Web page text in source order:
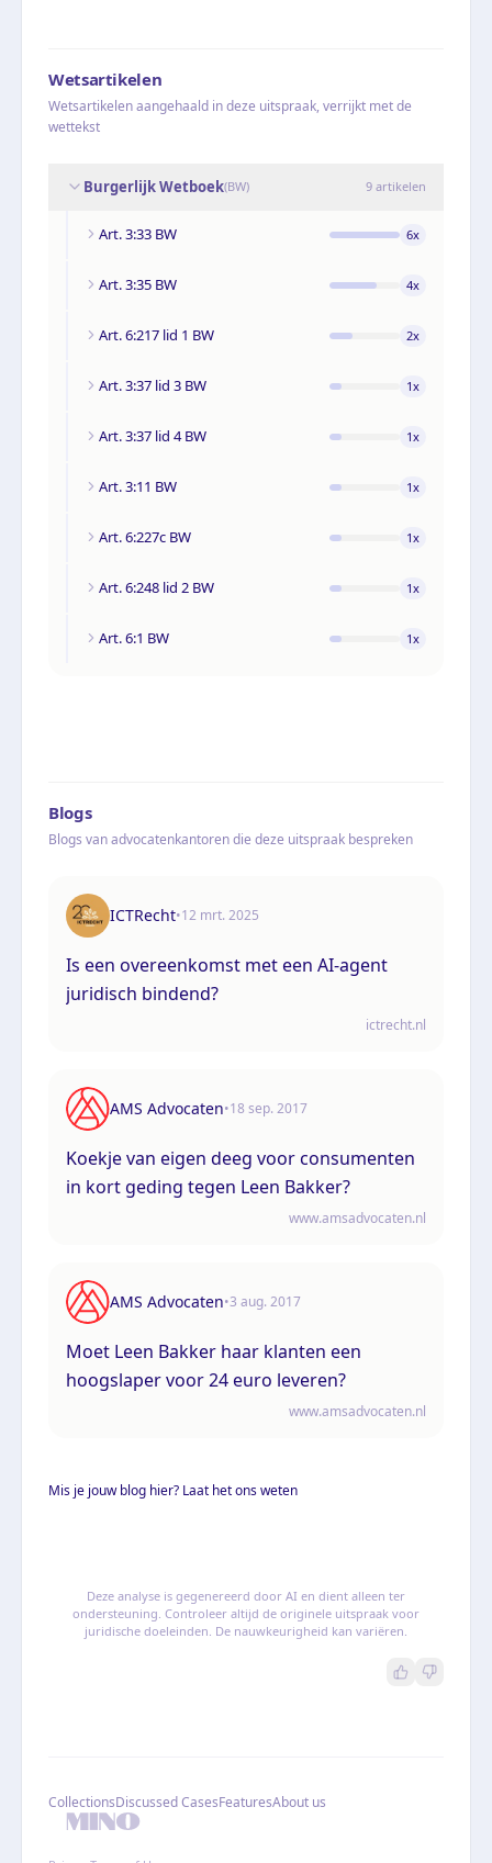
Wetsartikelen
Wetsartikelen aangehaald in deze uitspraak, verrijkt met de
wettekst
Burgerlijk Wetboek(BW) 9 artikelen
Art. 3:33 BW 6x
Art. 3:35 BW 4x
Art. 6:217 lid 1 BW 2x
Art. 3:37 lid 3 BW 1x
Art. 3:37 lid 4 BW 1x
Art. 3:11 BW 1x
Art. 6:227c BW 1x
Art. 6:248 lid 2 BW 1x
Art. 6:1 BW 1x
Blogs
Blogs van advocatenkantoren die deze uitspraak bespreken
ICTRecht•12 mrt. 2025
Is een overeenkomst met een AI-agent
juridisch bindend?
ictrecht.nl
AMS Advocaten•18 sep. 2017
Koekje van eigen deeg voor consumenten
in kort geding tegen Leen Bakker?
www.amsadvocaten.nl
AMS Advocaten•3 aug. 2017
Moet Leen Bakker haar klanten een
hoogslaper voor 24 euro leveren?
www.amsadvocaten.nl
Mis je jouw blog hier? Laat het ons weten
Deze analyse is gegenereerd door AI en dient alleen ter
ondersteuning. Controleer altijd de originele uitspraak voor
juridische doeleinden. De nauwkeurigheid kan variëren.
CollectionsDiscussed CasesFeaturesAbout us